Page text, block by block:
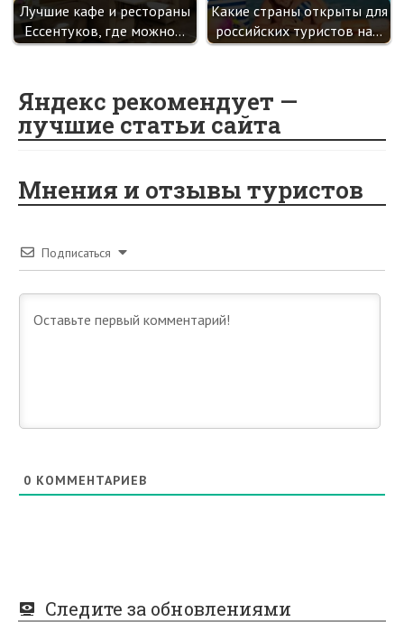
Лучшие кафе и рестораны
Ессентуков, где можно…
Какие страны открыты для
российских туристов на…
Яндекс рекомендует —
лучшие статьи сайта
Мнения и отзывы туристов
Подписаться
0 КОММЕНТАРИЕВ
Следите за обновлениями